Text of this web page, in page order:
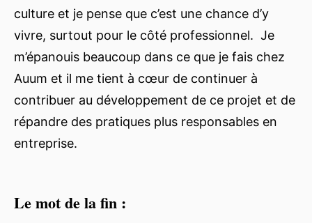
culture et je pense que c’est une chance d’y
vivre, surtout pour le côté professionnel. Je
m’épanouis beaucoup dans ce que je fais chez
Auum et il me tient à cœur de continuer à
contribuer au développement de ce projet et de
répandre des pratiques plus responsables en
entreprise.
Le mot de la fin :